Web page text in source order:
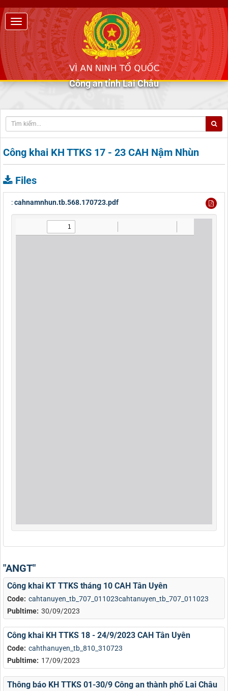
Công an tỉnh Lai Châu
Công khai KH TTKS 17 - 23 CAH Nậm Nhùn
Files
:cahnamnhun.tb.568.170723.pdf
"ANGT"
Code: cahtanuyen_tb_707_011023cahtanuyen_tb_707_011023
Publtime: 30/09/2023
Công khai KT TTKS tháng 10 CAH Tân Uyên
Code: cahthanuyen_tb_810_310723
Publtime: 17/09/2023
Công khai KH TTKS 18 - 24/9/2023 CAH Tân Uyên
Thông báo KH TTKS 01-30/9 Công an thành phố Lai Châu